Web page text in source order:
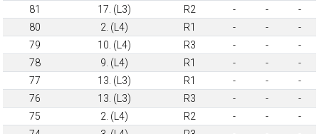
81
17. (L3) R2 - -
-
80
2. (L4) R1 - -
-
79
10. (L4) R3 - -
-
78
9. (L4) R1 - -
-
77
13. (L3) R1 - -
-
76
13. (L3) R3 - -
-
75
2. (L4) R2 - -
-